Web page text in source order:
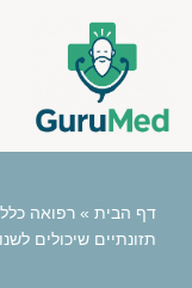
content
דף הבית » רפואה
תזונתיים שיכולים